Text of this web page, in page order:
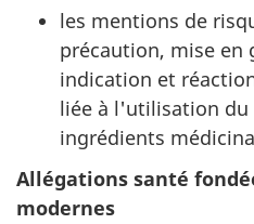
les mentions de
précaution, mise en
indication et
liée à l'utilisation du
ingrédients
Allégations santé
modernes